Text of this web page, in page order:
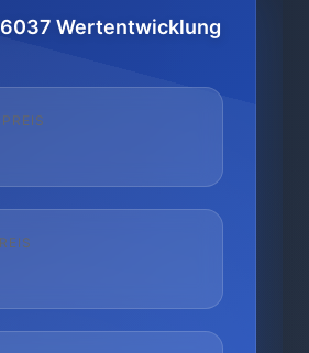
6037 Wertentwicklung